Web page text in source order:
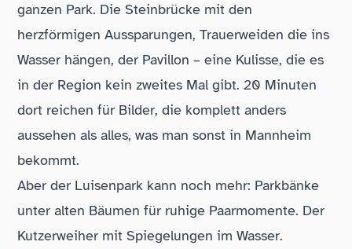
ganzen Park. Die Steinbrücke mit den
herzförmigen Aussparungen, Trauerweiden die ins
Wasser hängen, der Pavillon – eine Kulisse, die es
in der Region kein zweites Mal gibt. 20 Minuten
dort reichen für Bilder, die komplett anders
aussehen als alles, was man sonst in Mannheim
bekommt.
Aber der Luisenpark kann noch mehr: Parkbänke
unter alten Bäumen für ruhige Paarmomente. Der
Kutzerweiher mit Spiegelungen im Wasser.